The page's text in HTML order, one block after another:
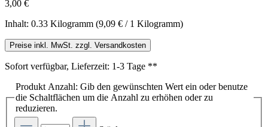
3,00 €
Inhalt: 0.33 Kilogramm (9,09 € / 1 Kilogramm)
Preise inkl. MwSt. zzgl. Versandkosten
Sofort verfügbar, Lieferzeit: 1-3 Tage **
Produkt Anzahl: Gib den gewünschten Wert ein oder benutze
die Schaltflächen um die Anzahl zu erhöhen oder zu
reduzieren.